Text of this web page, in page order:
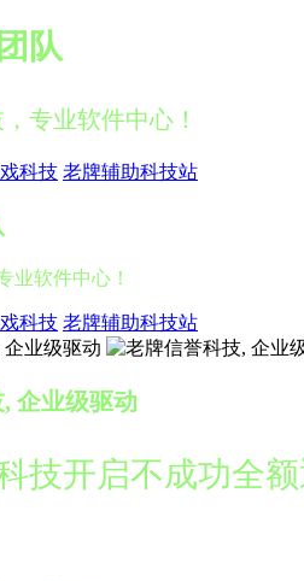
队
专业软件中心！
科技 老牌辅助科技站
业软件中心！
科技 老牌辅助科技站
企业级驱动
技开启不成功全